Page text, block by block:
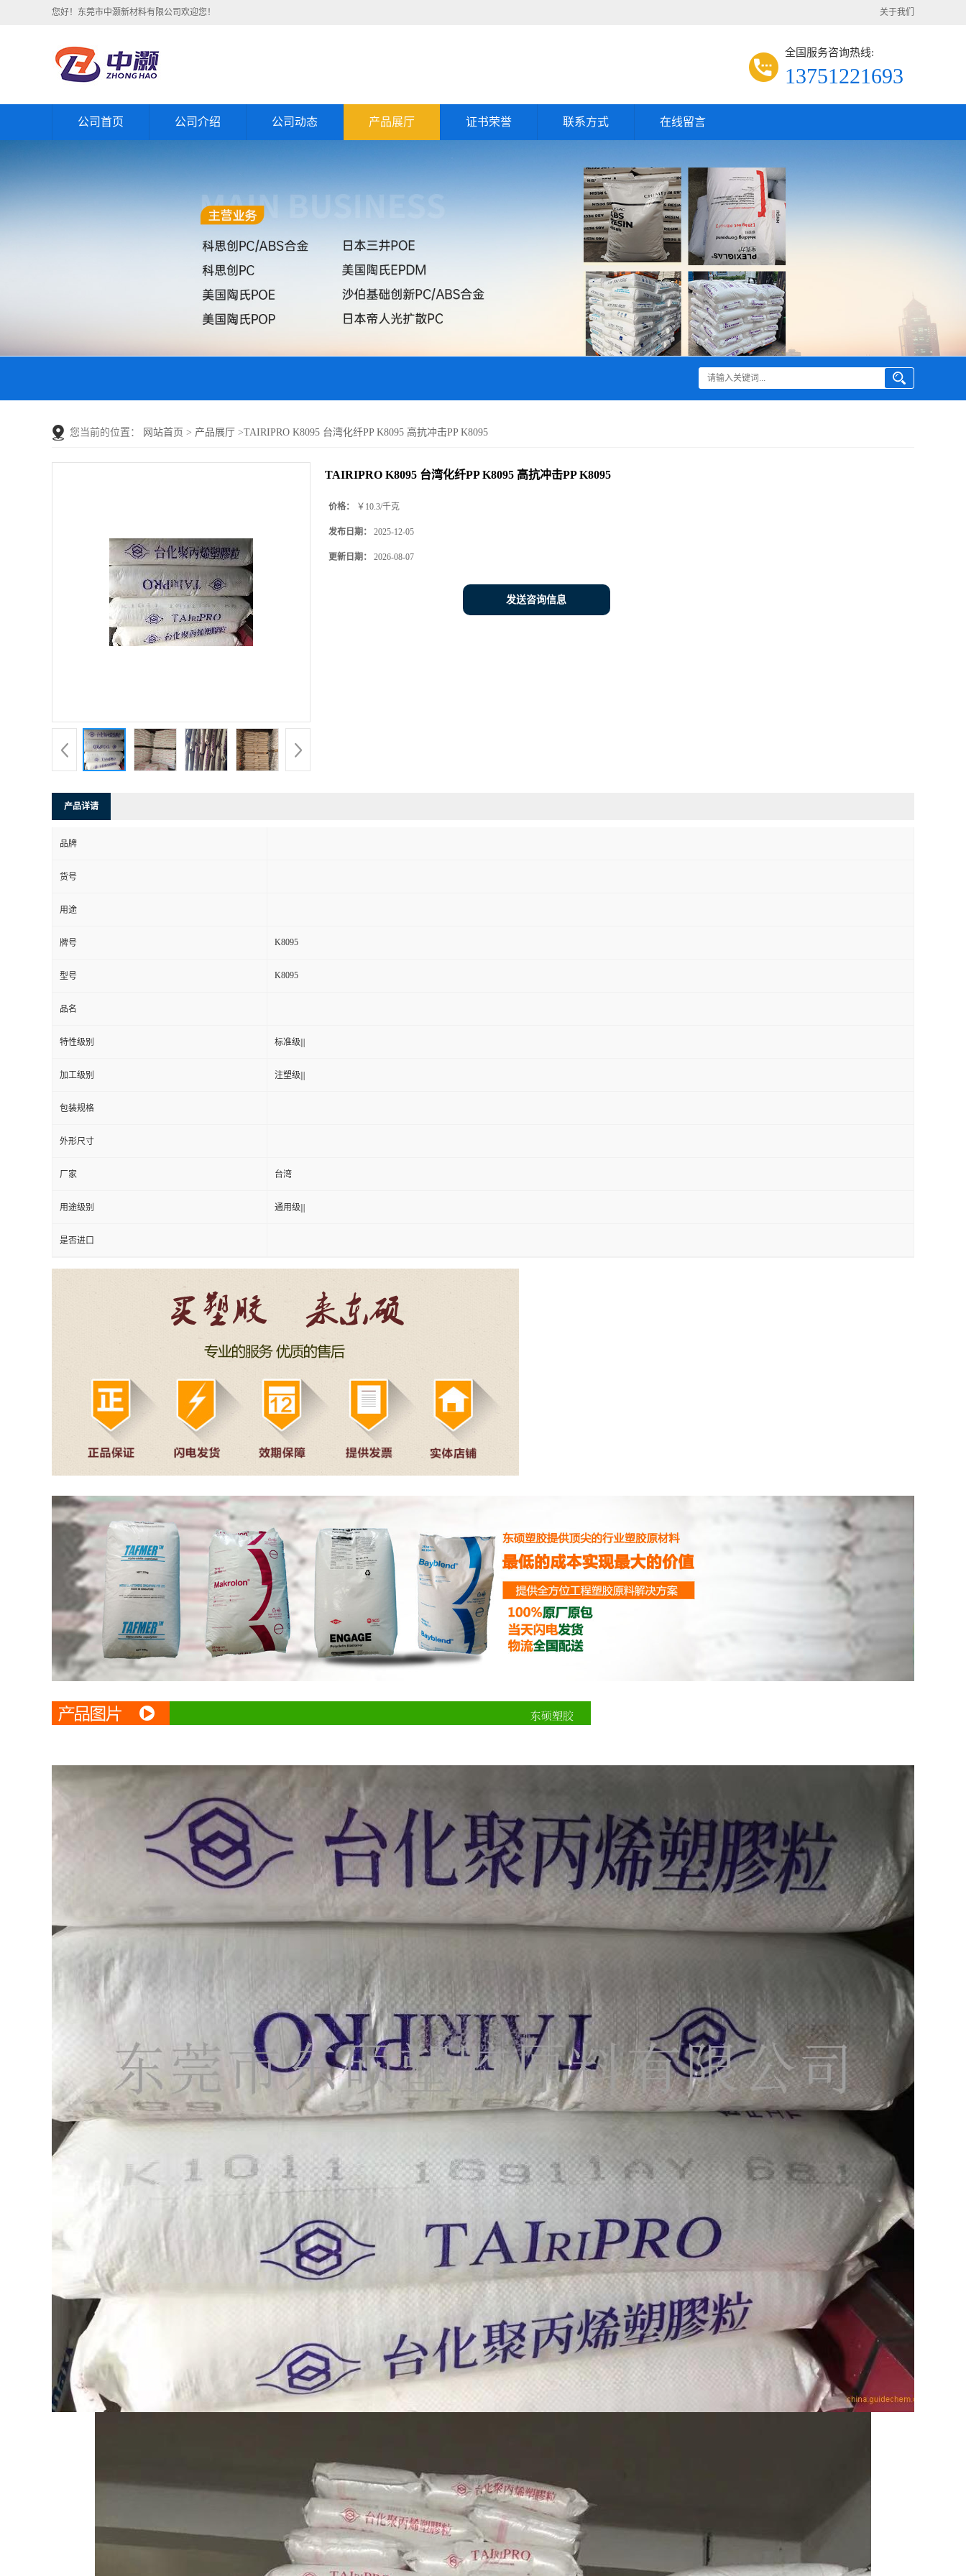
您好！东莞市中灏新材料有限公司欢迎您！ 关于我们
全国服务咨询热线:
13751221693
公司首页 公司介绍 公司动态 产品展厅 证书荣誉 联系方式 在线留言
您当前的位置： 网站首页 > 产品展厅 >TAIRIPRO K8095 台湾化纤PP K8095 高抗冲击PP K8095
TAIRIPRO K8095 台湾化纤PP K8095 高抗冲击PP K8095
价格： ￥10.3/千克
发布日期： 2025-12-05
更新日期： 2026-08-07
发送咨询信息
产品详请
品牌
货号
用途
牌号 K8095
型号 K8095
品名
特性级别 标准级|||
加工级别 注塑级|||
包装规格
外形尺寸
厂家 台湾
用途级别 通用级|||
是否进口